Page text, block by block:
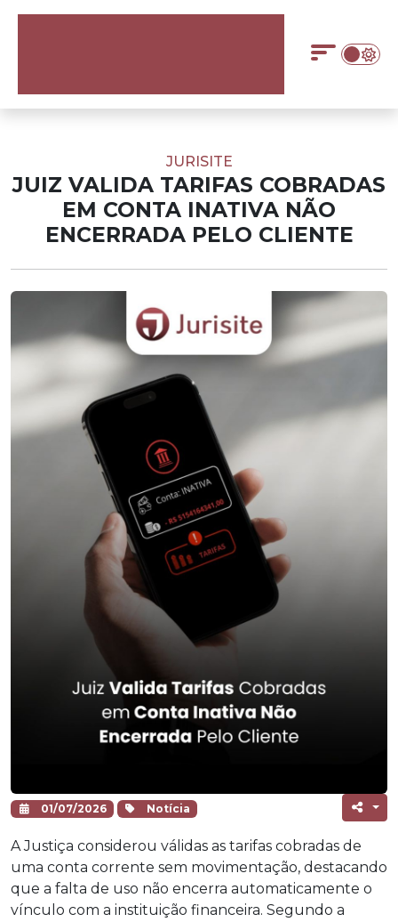
JURISITE
JUIZ VALIDA TARIFAS COBRADAS
EM CONTA INATIVA NÃO
ENCERRADA PELO CLIENTE
01/07/2026 Notícia
A Justiça considerou válidas as tarifas cobradas de
uma conta corrente sem movimentação, destacando
que a falta de uso não encerra automaticamente o
vínculo com a instituição financeira. Segundo a